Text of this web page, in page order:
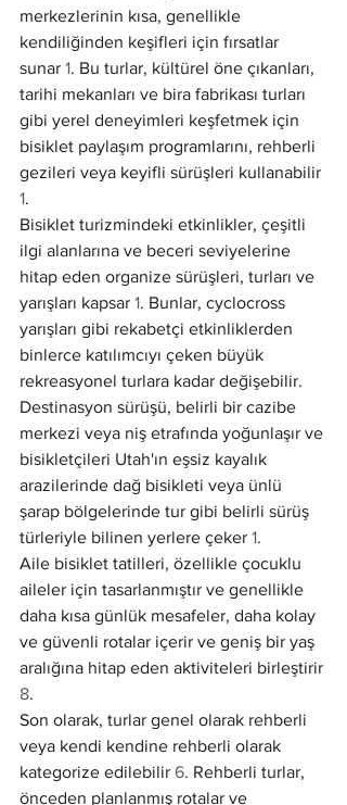
merkezlerinin kısa, genellikle
kendiliğinden keşifleri için fırsatlar
sunar 1. Bu turlar, kültürel öne çıkanları,
tarihi mekanları ve bira fabrikası turları
gibi yerel deneyimleri keşfetmek için
bisiklet paylaşım programlarını, rehberli
gezileri veya keyifli sürüşleri kullanabilir
1.
Bisiklet turizmindeki etkinlikler, çeşitli
ilgi alanlarına ve beceri seviyelerine
hitap eden organize sürüşleri, turları ve
yarışları kapsar 1. Bunlar, cyclocross
yarışları gibi rekabetçi etkinliklerden
binlerce katılımcıyı çeken büyük
rekreasyonel turlara kadar değişebilir.
Destinasyon sürüşü, belirli bir cazibe
merkezi veya niş etrafında yoğunlaşır ve
bisikletçileri Utah'ın eşsiz kayalık
arazilerinde dağ bisikleti veya ünlü
şarap bölgelerinde tur gibi belirli sürüş
türleriyle bilinen yerlere çeker 1.
Aile bisiklet tatilleri, özellikle çocuklu
aileler için tasarlanmıştır ve genellikle
daha kısa günlük mesafeler, daha kolay
ve güvenli rotalar içerir ve geniş bir yaş
aralığına hitap eden aktiviteleri birleştirir
8.
Son olarak, turlar genel olarak rehberli
veya kendi kendine rehberli olarak
kategorize edilebilir 6. Rehberli turlar,
önceden planlanmış rotalar ve